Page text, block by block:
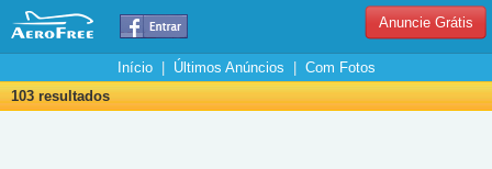
Anuncie Grátis
Início| Últimos Anúncios
Com Fotos
103 resultados